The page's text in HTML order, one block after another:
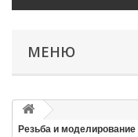
МЕНЮ
Резьба и